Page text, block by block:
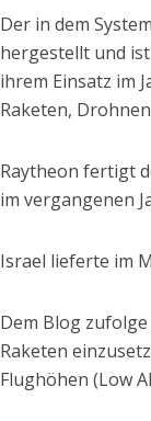
Der in dem
hergestellt und
ihrem Einsatz im
Raketen,
Raytheon fertigt
im vergangenen
Israel lieferte im
Dem Blog
Raketen
Flughöhen (Low